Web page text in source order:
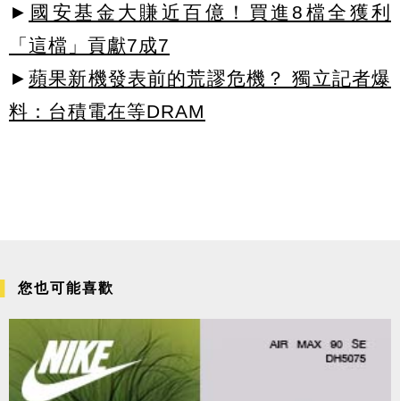
► 國安基金大賺近百億！買進8檔全獲利
「這檔」貢獻7成7
► 蘋果新機發表前的荒謬危機？ 獨立記者爆
料：台積電在等DRAM
您也可能喜歡